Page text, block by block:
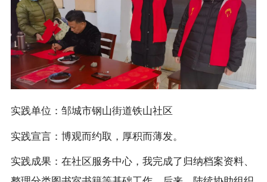
实践单位：邹城市钢山街道铁山社区
实践宣言：博观而约取，厚积而薄发。
实践成果：在社区服务中心，我完成了归纳档案资料、